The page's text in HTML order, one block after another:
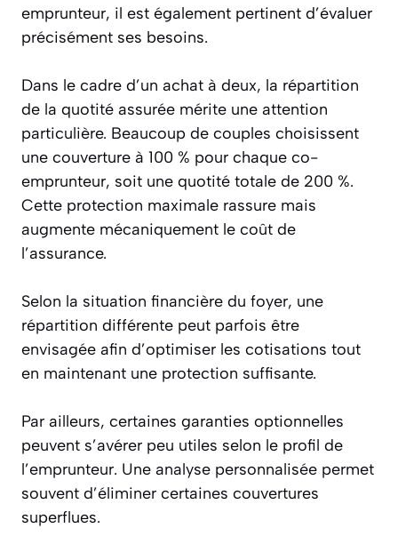
emprunteur, il est également pertinent d’évaluer
précisément ses besoins.
Dans le cadre d’un achat à deux, la répartition
de la quotité assurée mérite une attention
particulière. Beaucoup de couples choisissent
une couverture à 100 % pour chaque co-
emprunteur, soit une quotité totale de 200 %.
Cette protection maximale rassure mais
augmente mécaniquement le coût de
l’assurance.
Selon la situation financière du foyer, une
répartition différente peut parfois être
envisagée afin d’optimiser les cotisations tout
en maintenant une protection suffisante.
Par ailleurs, certaines garanties optionnelles
peuvent s’avérer peu utiles selon le profil de
l’emprunteur. Une analyse personnalisée permet
souvent d’éliminer certaines couvertures
superflues.